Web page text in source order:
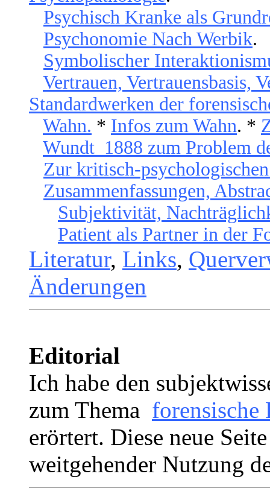
Psychisch Kranke als
Psychonomie Nach Werbik.
Symbolischer
Vertrauen, Vertrauensbasis,
Standardwerken der
Wahn. * Infos zum Wahn. *
Wundt 1888 zum Problem
Zur kritisch-
Zusammenfassungen,
Subjektivität,
Patient als Partner in der
Literatur, Links,
Änderungen
Editorial
Ich habe den
zum Thema forensische
erörtert. Diese neue
weitgehender Nutzung